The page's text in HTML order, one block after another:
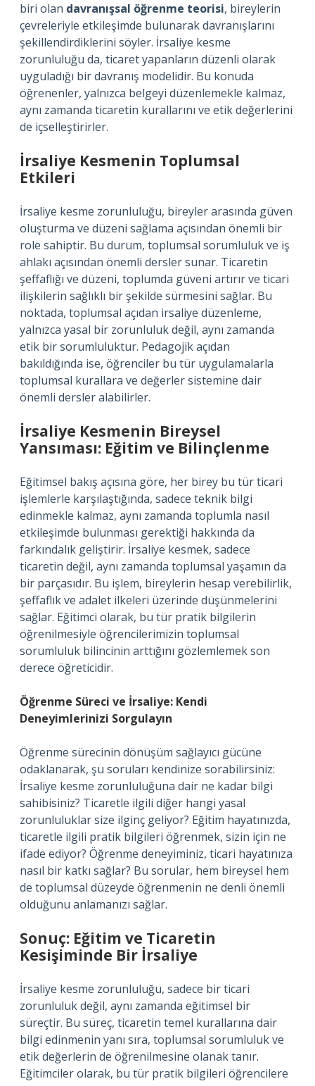
biri olan davranışsal öğrenme teorisi, bireylerin
çevreleriyle etkileşimde bulunarak davranışlarını
şekillendirdiklerini söyler. İrsaliye kesme
zorunluluğu da, ticaret yapanların düzenli olarak
uyguladığı bir davranış modelidir. Bu konuda
öğrenenler, yalnızca belgeyi düzenlemekle kalmaz,
aynı zamanda ticaretin kurallarını ve etik değerlerini
de içselleştirirler.
İrsaliye Kesmenin Toplumsal
Etkileri
İrsaliye kesme zorunluluğu, bireyler arasında güven
oluşturma ve düzeni sağlama açısından önemli bir
role sahiptir. Bu durum, toplumsal sorumluluk ve iş
ahlakı açısından önemli dersler sunar. Ticaretin
şeffaflığı ve düzeni, toplumda güveni artırır ve ticari
ilişkilerin sağlıklı bir şekilde sürmesini sağlar. Bu
noktada, toplumsal açıdan irsaliye düzenleme,
yalnızca yasal bir zorunluluk değil, aynı zamanda
etik bir sorumluluktur. Pedagojik açıdan
bakıldığında ise, öğrenciler bu tür uygulamalarla
toplumsal kurallara ve değerler sistemine dair
önemli dersler alabilirler.
İrsaliye Kesmenin Bireysel
Yansıması: Eğitim ve Bilinçlenme
Eğitimsel bakış açısına göre, her birey bu tür ticari
işlemlerle karşılaştığında, sadece teknik bilgi
edinmekle kalmaz, aynı zamanda toplumla nasıl
etkileşimde bulunması gerektiği hakkında da
farkındalık geliştirir. İrsaliye kesmek, sadece
ticaretin değil, aynı zamanda toplumsal yaşamın da
bir parçasıdır. Bu işlem, bireylerin hesap verebilirlik,
şeffaflık ve adalet ilkeleri üzerinde düşünmelerini
sağlar. Eğitimci olarak, bu tür pratik bilgilerin
öğrenilmesiyle öğrencilerimizin toplumsal
sorumluluk bilincinin arttığını gözlemlemek son
derece öğreticidir.
Öğrenme Süreci ve İrsaliye: Kendi
Deneyimlerinizi Sorgulayın
Öğrenme sürecinin dönüşüm sağlayıcı gücüne
odaklanarak, şu soruları kendinize sorabilirsiniz:
İrsaliye kesme zorunluluğuna dair ne kadar bilgi
sahibisiniz? Ticaretle ilgili diğer hangi yasal
zorunluluklar size ilginç geliyor? Eğitim hayatınızda,
ticaretle ilgili pratik bilgileri öğrenmek, sizin için ne
ifade ediyor? Öğrenme deneyiminiz, ticari hayatınıza
nasıl bir katkı sağlar? Bu sorular, hem bireysel hem
de toplumsal düzeyde öğrenmenin ne denli önemli
olduğunu anlamanızı sağlar.
Sonuç: Eğitim ve Ticaretin
Kesişiminde Bir İrsaliye
İrsaliye kesme zorunluluğu, sadece bir ticari
zorunluluk değil, aynı zamanda eğitimsel bir
süreçtir. Bu süreç, ticaretin temel kurallarına dair
bilgi edinmenin yanı sıra, toplumsal sorumluluk ve
etik değerlerin de öğrenilmesine olanak tanır.
Eğitimciler olarak, bu tür pratik bilgileri öğrencilere